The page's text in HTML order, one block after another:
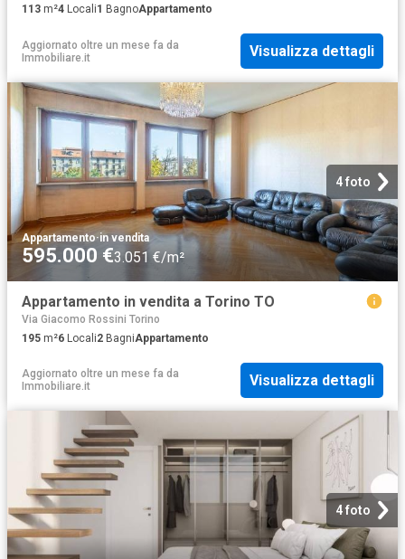
113 m²4 Locali1 BagnoAppartamento
Aggiornato oltre un mese fa da
Immobiliare.it
Visualizza dettagli
4 foto
Appartamento·in vendita
595.000 €3.051 €/m²
Appartamento in vendita a Torino TO
Via Giacomo Rossini Torino
195 m²6 Locali2 BagniAppartamento
Aggiornato oltre un mese fa da
Immobiliare.it
Visualizza dettagli
4 foto